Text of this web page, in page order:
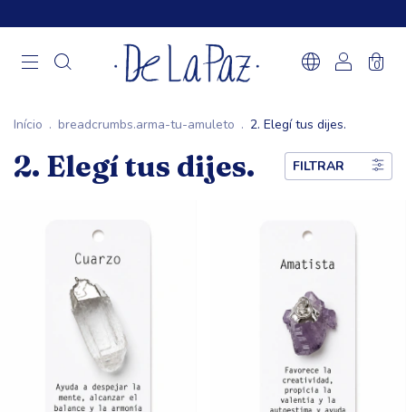
0
Início . breadcrumbs.arma-tu-amuleto . 2. Elegí tus dijes.
2. Elegí tus dijes. FILTRAR